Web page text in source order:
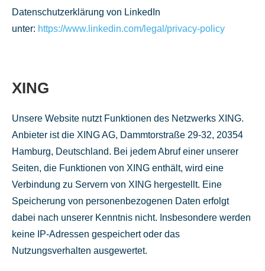
Datenschutzerklärung von LinkedIn
unter: https://www.linkedin.com/legal/privacy-policy
XING
Unsere Website nutzt Funktionen des Netzwerks XING.
Anbieter ist die XING AG, Dammtorstraße 29-32, 20354
Hamburg, Deutschland. Bei jedem Abruf einer unserer
Seiten, die Funktionen von XING enthält, wird eine
Verbindung zu Servern von XING hergestellt. Eine
Speicherung von personenbezogenen Daten erfolgt
dabei nach unserer Kenntnis nicht. Insbesondere werden
keine IP-Adressen gespeichert oder das
Nutzungsverhalten ausgewertet.